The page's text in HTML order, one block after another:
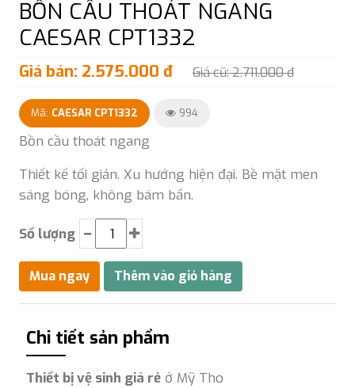
BỒN CẦU THOÁT NGANG
CAESAR CPT1332
Giá bán: 2.575.000 đ Giá cũ: 2.711.000 đ
Mã: CAESAR CPT1332 994
Bồn cầu thoát ngang
Thiết kế tối giản. Xu hướng hiện đại. Bề mặt men
sáng bóng, không bám bẩn.
Số lượng
Chi tiết sản phẩm
Thiết bị vệ sinh giá rẻ ở Mỹ Tho